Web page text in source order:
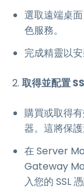
選取遠端桌
色服務。
完成精靈以安
2. 取得並配置
購買或取得
器。這將保
在 Server
Gateway
入您的 SSL 憑